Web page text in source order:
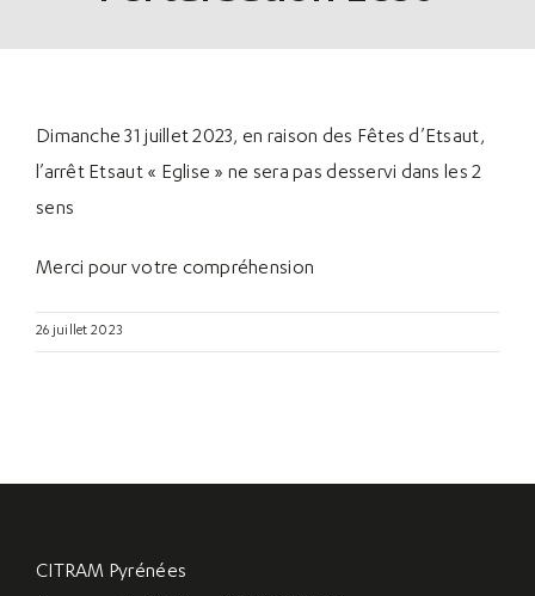
Dimanche 31 juillet 2023, en raison des Fêtes d’Etsaut,
l’arrêt Etsaut « Eglise » ne sera pas desservi dans les 2
sens
Merci pour votre compréhension
26 juillet 2023
CITRAM Pyrénées